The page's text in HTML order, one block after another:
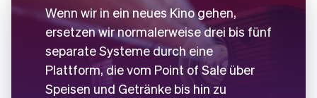
Wenn wir in ein neues Kino gehen,
ersetzen wir normalerweise drei bis fünf
separate Systeme durch eine
Plattform, die vom Point of Sale über
Speisen und Getränke bis hin zu